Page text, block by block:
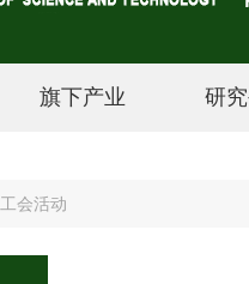
旗下产业 研
工会活动